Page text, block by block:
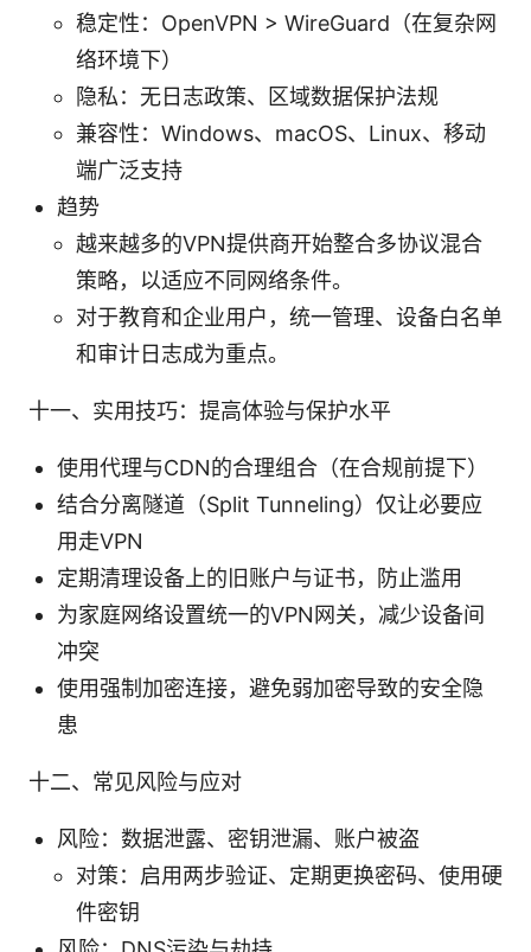
稳定性：OpenVPN > WireGuard（在复杂网
络环境下）
隐私：无日志政策、区域数据保护法规
兼容性：Windows、macOS、Linux、移动
端广泛支持
趋势
越来越多的VPN提供商开始整合多协议混合
策略，以适应不同网络条件。
对于教育和企业用户，统一管理、设备白名单
和审计日志成为重点。
十一、实用技巧：提高体验与保护水平
使用代理与CDN的合理组合（在合规前提下）
结合分离隧道（Split Tunneling）仅让必要应
用走VPN
定期清理设备上的旧账户与证书，防止滥用
为家庭网络设置统一的VPN网关，减少设备间
冲突
使用强制加密连接，避免弱加密导致的安全隐
患
十二、常见风险与应对
风险：数据泄露、密钥泄漏、账户被盗
对策：启用两步验证、定期更换密码、使用硬
件密钥